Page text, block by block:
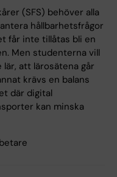
(SFS) behöver alla
hållbarhetsfrågor
får inte tillåtas bli en
Men studenterna vill
att lärosätena går
krävs en balans
där digital
kan minska